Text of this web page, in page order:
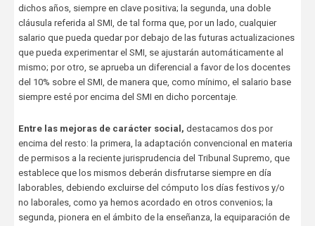
dichos años, siempre en clave positiva; la segunda, una doble
cláusula referida al SMI, de tal forma que, por un lado, cualquier
salario que pueda quedar por debajo de las futuras actualizaciones
que pueda experimentar el SMI, se ajustarán automáticamente al
mismo; por otro, se aprueba un diferencial a favor de los docentes
del 10% sobre el SMI, de manera que, como mínimo, el salario base
siempre esté por encima del SMI en dicho porcentaje.
Entre las mejoras de carácter social, destacamos dos por
encima del resto: la primera, la adaptación convencional en materia
de permisos a la reciente jurisprudencia del Tribunal Supremo, que
establece que los mismos deberán disfrutarse siempre en día
laborables, debiendo excluirse del cómputo los días festivos y/o
no laborales, como ya hemos acordado en otros convenios; la
segunda, pionera en el ámbito de la enseñanza, la equiparación de